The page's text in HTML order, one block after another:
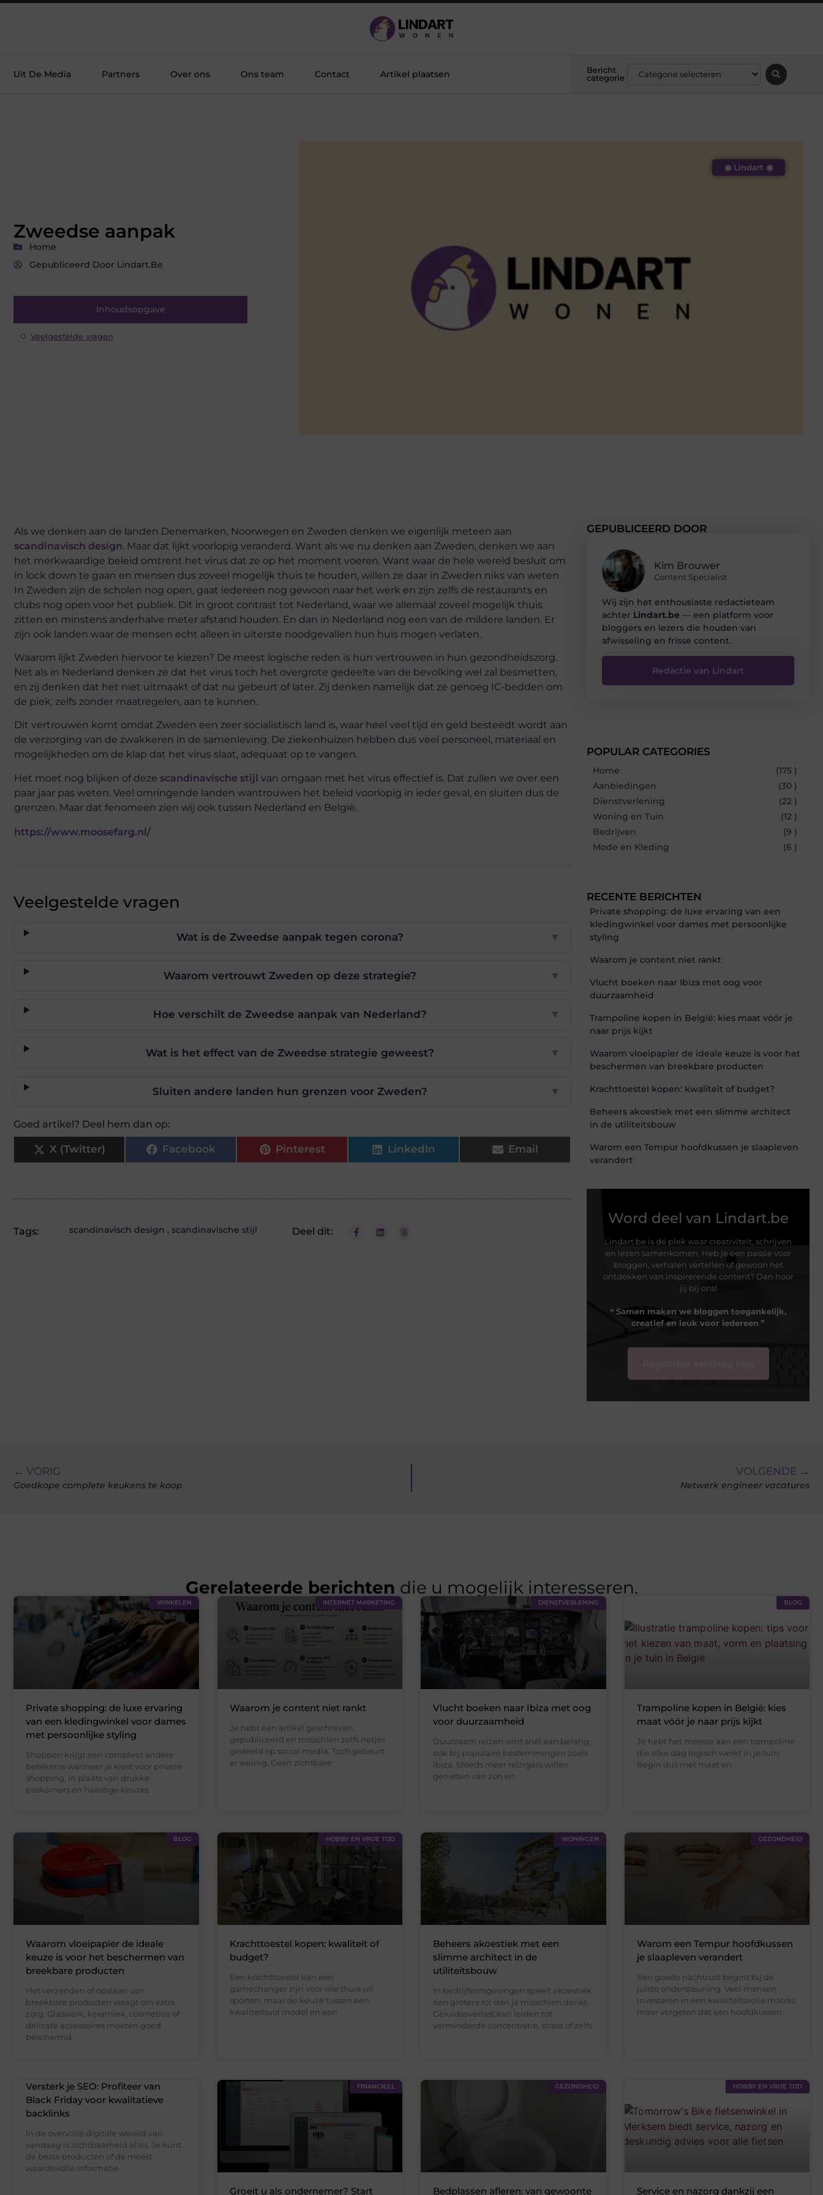
Uit De Media Partners Over ons Ons team Contact Artikel plaatsen
Bericht
categorie
Zweedse aanpak
Home
Gepubliceerd Door Lindart.be
Inhoudsopgave
Veelgestelde vragen
◉ Lindart ◉
Als we denken aan de landen Denemarken, Noorwegen en Zweden denken we eigenlijk meteen aan
scandinavisch design. Maar dat lijkt voorlopig veranderd. Want als we nu denken aan Zweden, denken we aan
het merkwaardige beleid omtrent het virus dat ze op het moment voeren. Want waar de hele wereld besluit om
in lock down te gaan en mensen dus zoveel mogelijk thuis te houden, willen ze daar in Zweden niks van weten.
In Zweden zijn de scholen nog open, gaat iedereen nog gewoon naar het werk en zijn zelfs de restaurants en
clubs nog open voor het publiek. Dit in groot contrast tot Nederland, waar we allemaal zoveel mogelijk thuis
zitten en minstens anderhalve meter afstand houden. En dan in Nederland nog een van de mildere landen. Er
zijn ook landen waar de mensen echt alleen in uiterste noodgevallen hun huis mogen verlaten.
Waarom lijkt Zweden hiervoor te kiezen? De meest logische reden is hun vertrouwen in hun gezondheidszorg.
Net als in Nederland denken ze dat het virus toch het overgrote gedeelte van de bevolking wel zal besmetten,
en zij denken dat het niet uitmaakt of dat nu gebeurt of later. Zij denken namelijk dat ze genoeg IC-bedden om
de piek, zelfs zonder maatregelen, aan te kunnen.
Dit vertrouwen komt omdat Zweden een zeer socialistisch land is, waar heel veel tijd en geld besteedt wordt aan
de verzorging van de zwakkeren in de samenleving. De ziekenhuizen hebben dus veel personeel, materiaal en
mogelijkheden om de klap dat het virus slaat, adequaat op te vangen.
Het moet nog blijken of deze scandinavische stijl van omgaan met het virus effectief is. Dat zullen we over een
paar jaar pas weten. Veel omringende landen wantrouwen het beleid voorlopig in ieder geval, en sluiten dus de
grenzen. Maar dat fenomeen zien wij ook tussen Nederland en België.
https://www.moosefarg.nl/
Veelgestelde vragen
Wat is de Zweedse aanpak tegen corona? ▼
Waarom vertrouwt Zweden op deze strategie? ▼
Hoe verschilt de Zweedse aanpak van Nederland? ▼
Wat is het effect van de Zweedse strategie geweest? ▼
Sluiten andere landen hun grenzen voor Zweden? ▼
Goed artikel? Deel hem dan op:
X (Twitter) Facebook Pinterest LinkedIn Email
Tags: scandinavisch design , scandinavische stijl Deel dit:
GEPUBLICEERD DOOR
Kim Brouwer
Content Specialist
Wij zijn het enthousiaste redactieteam
achter Lindart.be — een platform voor
bloggers en lezers die houden van
afwisseling en frisse content.
Redactie van Lindart
POPULAR CATEGORIES
Home
(175 )
Aanbiedingen
(30 )
Dienstverlening
(22 )
Woning en Tuin
(12 )
Bedrijven
(9 )
Mode en Kleding
(6 )
RECENTE BERICHTEN
Private shopping: de luxe ervaring van een
kledingwinkel voor dames met persoonlijke
styling
Waarom je content niet rankt
Vlucht boeken naar Ibiza met oog voor
duurzaamheid
Trampoline kopen in België: kies maat vóór je
naar prijs kijkt
Waarom vloeipapier de ideale keuze is voor het
beschermen van breekbare producten
Krachttoestel kopen: kwaliteit of budget?
Beheers akoestiek met een slimme architect
in de utiliteitsbouw
Warom een Tempur hoofdkussen je slaapleven
verandert
Word deel van Lindart.be
Lindart.be is dé plek waar creativiteit, schrijven
en lezen samenkomen. Heb je een passie voor
bloggen, verhalen vertellen of gewoon het
ontdekken van inspirerende content? Dan hoor
jij bij ons!
❝ Samen maken we bloggen toegankelijk,
creatief en leuk voor iedereen ❞
← VORIG
Goedkope complete keukens te koop
VOLGENDE →
Netwerk engineer vacatures
Gerelateerde berichten die u mogelijk interesseren.
WINKELEN
Private shopping: de luxe ervaring
van een kledingwinkel voor dames
met persoonlijke styling
Shoppen krijgt een compleet andere
betekenis wanneer je kiest voor private
shopping. In plaats van drukke
paskamers en haastige keuzes
INTERNET MARKETING
Waarom je content niet rankt
Je hebt een artikel geschreven,
gepubliceerd en misschien zelfs netjes
gedeeld op social media. Toch gebeurt
er weinig. Geen zichtbare
DIENSTVERLENING
Vlucht boeken naar Ibiza met oog
voor duurzaamheid
Duurzaam reizen wint snel aan belang,
ook bij populaire bestemmingen zoals
Ibiza. Steeds meer reizigers willen
genieten van zon en
BLOG
Trampoline kopen in België: kies
maat vóór je naar prijs kijkt
Je hebt het meeste aan een trampoline
die elke dag logisch werkt in je tuin.
Begin dus met maat en
BLOG
Waarom vloeipapier de ideale
keuze is voor het beschermen van
breekbare producten
Het verzenden of opslaan van
breekbare producten vraagt om extra
zorg. Glaswerk, keramiek, cosmetica of
delicate accessoires moeten goed
beschermd
HOBBY EN VRIJE TIJD
Krachttoestel kopen: kwaliteit of
budget?
Een krachttoestel kan een
gamechanger zijn voor wie thuis wil
sporten, maar de keuze tussen een
kwaliteitsvol model en een
WONINGEN
Beheers akoestiek met een
slimme architect in de
utiliteitsbouw
In bedrijfsomgevingen speelt akoestiek
een grotere rol dan je misschien denkt.
Geluidsoverlast kan leiden tot
verminderde concentratie, stress of zelfs
GEZONDHEID
Warom een Tempur hoofdkussen
je slaapleven verandert
Een goede nachtrust begint bij de
juiste ondersteuning. Veel mensen
investeren in een kwaliteitsvolle matras,
maar vergeten dat een hoofdkussen
Versterk je SEO: Profiteer van
Black Friday voor kwalitatieve
backlinks
In de overvolle digitale wereld van
vandaag is zichtbaarheid alles. Je kunt
de beste producten of de meest
waardevolle informatie
FINANCIEEL
Groeit u als ondernemer? Start
GEZONDHEID
Bedplassen afleren: van gewoonte
HOBBY EN VRIJE TIJD
Service en nazorg dankzij een